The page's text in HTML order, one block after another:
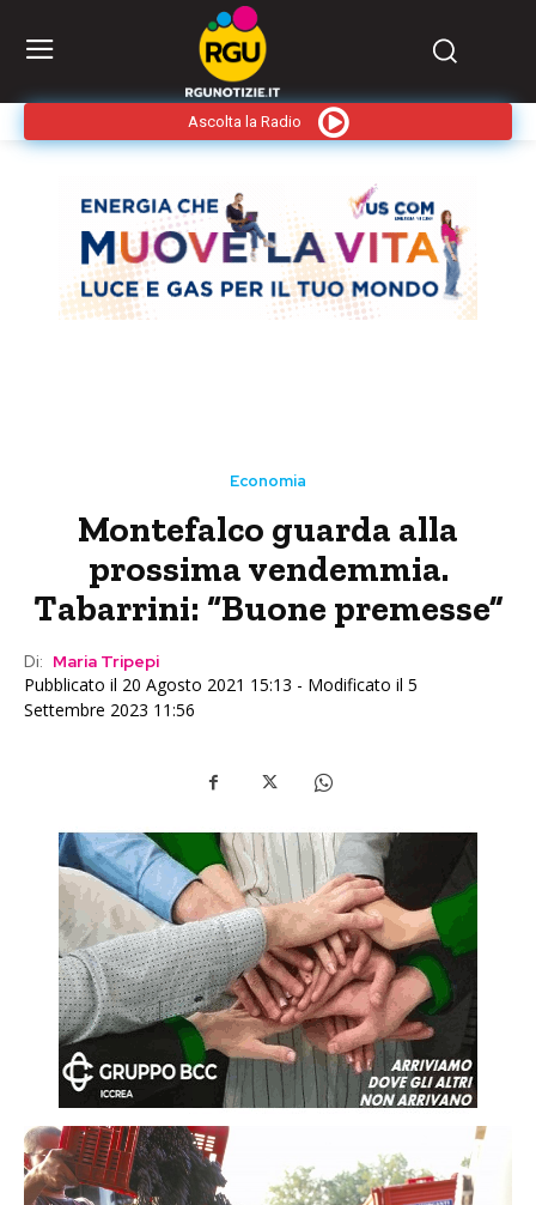
Ascolta la Radio
Economia
Montefalco guarda alla
prossima vendemmia.
Tabarrini: “Buone premesse”
Di: Maria Tripepi
Pubblicato il 20 Agosto 2021 15:13 - Modificato il 5
Settembre 2023 11:56